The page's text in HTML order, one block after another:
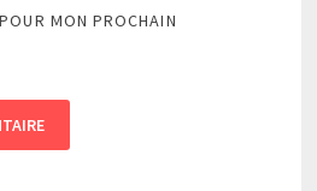
MON PROCHAIN